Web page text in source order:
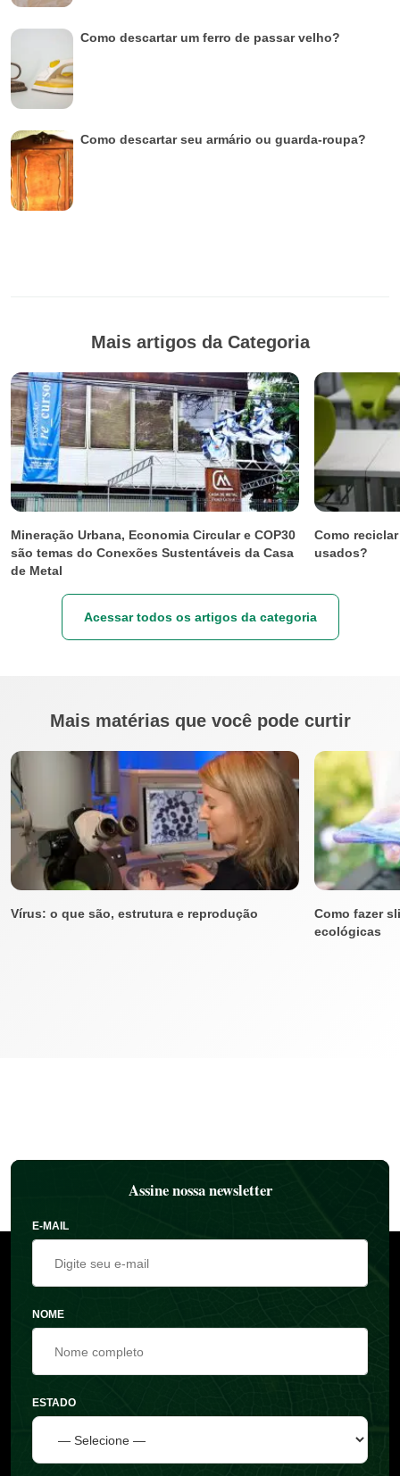
Como descartar um ferro de passar velho?
Como descartar seu armário ou guarda-roupa?
Mais artigos da Categoria
Mineração Urbana, Economia Circular e COP30
são temas do Conexões Sustentáveis da Casa
de Metal
Como
usados?
Acessar todos os artigos da categoria
Mais matérias que você pode curtir
Vírus: o que são, estrutura e reprodução
Como fazer
ecológicas
Assine nossa newsletter
E-MAIL
NOME
ESTADO